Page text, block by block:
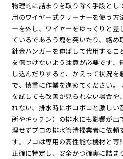
物理的に詰まりを取り除く手段とし
用のワイヤー式クリーナーを使う方
ーを外し、ワイヤーをゆっくりと差
ているであろう塊を突いたり、絡め
針金ハンガーを伸ばして代用するこ
を傷つけないよう注意が必要です。
し込んだりすると、かえって状況を
で、慎重に作業を進めてください。
を試しても改善が見られない場合や
れない、排水時にボコボコと激しい
所やキッチン）の排水にも影響が出
理せずプロの排水管清掃業者に依頼
す。プロは専用の高性能な機材と専
正確に特定し、安全かつ確実に詰ま